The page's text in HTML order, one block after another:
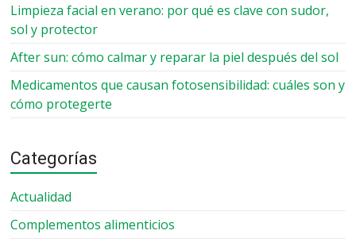
Limpieza facial en verano: por qué es clave con sudor,
sol y protector
After sun: cómo calmar y reparar la piel después del sol
Medicamentos que causan fotosensibilidad: cuáles son y
cómo protegerte
Categorías
Actualidad
Complementos alimenticios